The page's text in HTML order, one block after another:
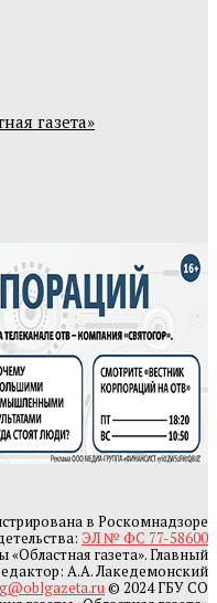
газета»
в Роскомнадзоре
ЭЛ № ФС 77-58600
газета». Главный
А.А. Лакедемонский
© 2024 ГБУ СО